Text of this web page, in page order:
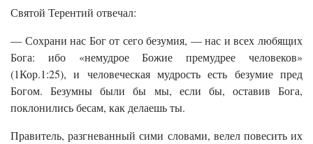
Святой Терентий отвечал:
— Сохрани нас Бог от сего безумия, — нас и всех любящих
Бога: ибо «немудрое Божие премудрее человеков»
(1Кор.1:25), и человеческая мудрость есть безумие пред
Богом. Безумны были бы мы, если бы, оставив Бога,
поклонились бесам, как делаешь ты.
Правитель, разгневанный сими словами, велел повесить их